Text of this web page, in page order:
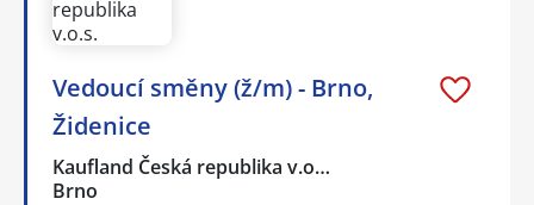
Vedoucí směny (ž/m) - Brno,
Židenice
Kaufland Česká republika v.o…
Brno